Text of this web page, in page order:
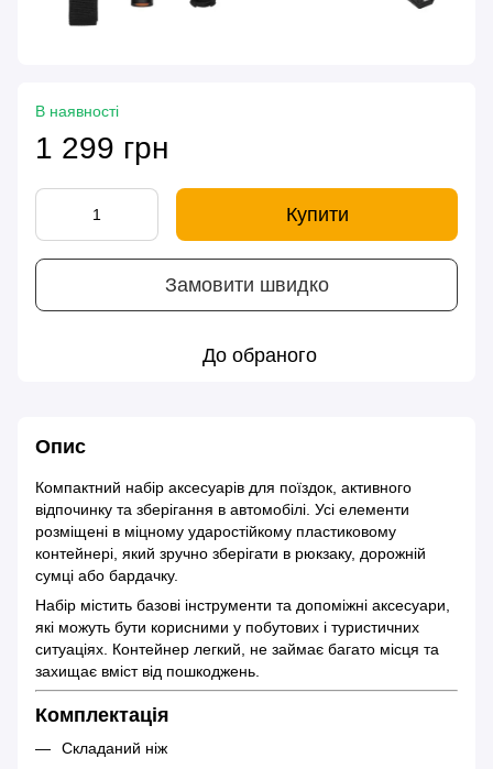
В наявності
1 299 грн
Купити
Замовити швидко
До обраного
Опис
Компактний набір аксесуарів для поїздок, активного
відпочинку та зберігання в автомобілі. Усі елементи
розміщені в міцному ударостійкому пластиковому
контейнері, який зручно зберігати в рюкзаку, дорожній
сумці або бардачку.
Набір містить базові інструменти та допоміжні аксесуари,
які можуть бути корисними у побутових і туристичних
ситуаціях. Контейнер легкий, не займає багато місця та
захищає вміст від пошкоджень.
Комплектація
Складаний ніж